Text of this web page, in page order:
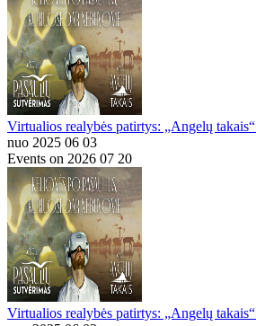
Virtualios realybės patirtys: „Angelų
nuo 2025 06 03
Events on 2026 07 20
Virtualios realybės patirtys: „Angelų